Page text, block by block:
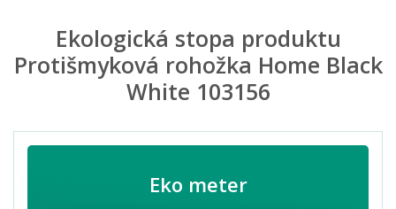
Ekologická stopa produktu
Protišmyková rohožka Home Black
White 103156
Eko meter